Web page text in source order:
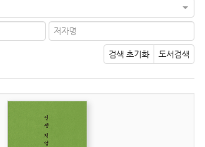
검색 초기화 도서검색